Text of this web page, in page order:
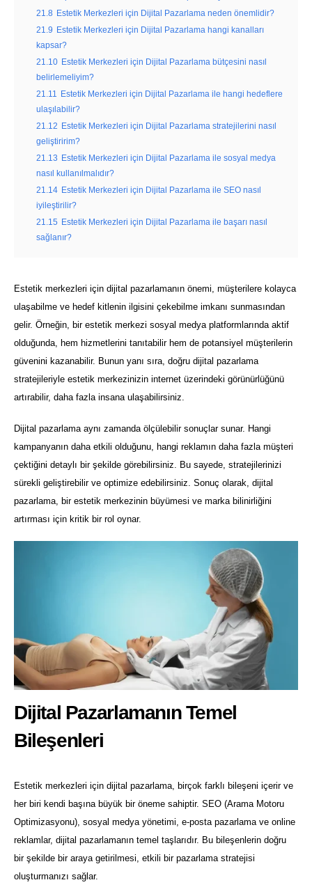
21.8 Estetik Merkezleri için Dijital Pazarlama neden önemlidir?
21.9
Estetik Merkezleri için Dijital Pazarlama hangi kanalları
kapsar?
21.10 Estetik Merkezleri için Dijital Pazarlama bütçesini nasıl
belirlemeliyim?
21.11
Estetik Merkezleri için Dijital Pazarlama ile hangi hedeflere
ulaşılabilir?
21.12
Estetik Merkezleri için Dijital Pazarlama stratejilerini nasıl
geliştiririm?
21.13
Estetik Merkezleri için Dijital Pazarlama ile sosyal medya
nasıl kullanılmalıdır?
21.14 Estetik Merkezleri için Dijital Pazarlama ile SEO nasıl
iyileştirilir?
21.15
Estetik Merkezleri için Dijital Pazarlama ile başarı nasıl
sağlanır?
Estetik merkezleri için dijital pazarlamanın önemi, müşterilere kolayca
ulaşabilme ve hedef kitlenin ilgisini çekebilme imkanı sunmasından
gelir. Örneğin, bir estetik merkezi sosyal medya platformlarında aktif
olduğunda, hem hizmetlerini tanıtabilir hem de potansiyel müşterilerin
güvenini kazanabilir. Bunun yanı sıra, doğru dijital pazarlama
stratejileriyle estetik merkezinizin internet üzerindeki görünürlüğünü
artırabilir, daha fazla insana ulaşabilirsiniz.
Dijital pazarlama aynı zamanda ölçülebilir sonuçlar sunar. Hangi
kampanyanın daha etkili olduğunu, hangi reklamın daha fazla müşteri
çektiğini detaylı bir şekilde görebilirsiniz. Bu sayede, stratejilerinizi
sürekli geliştirebilir ve optimize edebilirsiniz. Sonuç olarak, dijital
pazarlama, bir estetik merkezinin büyümesi ve marka bilinirliğini
artırması için kritik bir rol oynar.
Dijital Pazarlamanın Temel
Bileşenleri
Estetik merkezleri için dijital pazarlama, birçok farklı bileşeni içerir ve
her biri kendi başına büyük bir öneme sahiptir. SEO (Arama Motoru
Optimizasyonu), sosyal medya yönetimi, e-posta pazarlama ve online
reklamlar, dijital pazarlamanın temel taşlarıdır. Bu bileşenlerin doğru
bir şekilde bir araya getirilmesi, etkili bir pazarlama stratejisi
oluşturmanızı sağlar.